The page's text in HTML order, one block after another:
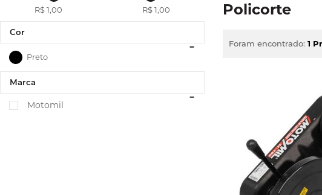
R$ 1,00 R$ 1,00
Cor
Preto
Marca
Motomil
Policorte
Foram encontrado: 1